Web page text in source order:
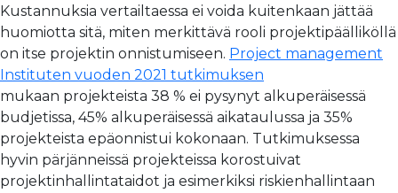
Kustannuksia vertailtaessa ei voida kuitenkaan jättää
huomiotta sitä, miten merkittävä rooli projektipäälliköllä
on itse projektin onnistumiseen. Project management
Instituten vuoden 2021 tutkimuksen
mukaan projekteista 38 % ei pysynyt alkuperäisessä
budjetissa, 45% alkuperäisessä aikataulussa ja 35%
projekteista epäonnistui kokonaan. Tutkimuksessa
hyvin pärjänneissä projekteissa korostuivat
projektinhallintataidot ja esimerkiksi riskienhallintaan